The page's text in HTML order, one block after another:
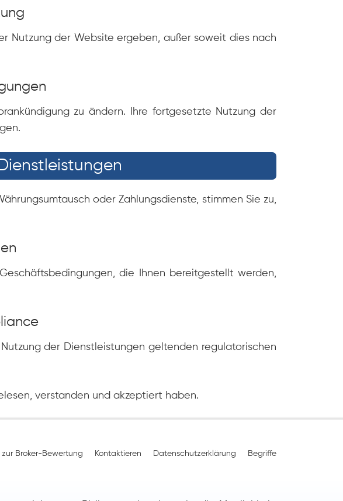
Nutzung der Website ergeben, außer soweit dies nach
zu ändern. Ihre fortgesetzte Nutzung der
oder Zahlungsdienste, stimmen Sie zu,
die Ihnen bereitgestellt werden,
der Dienstleistungen geltenden regulatorischen
verstanden und akzeptiert haben.
zur Broker-Bewertung Kontaktieren Datenschutzerklärung Begriffe